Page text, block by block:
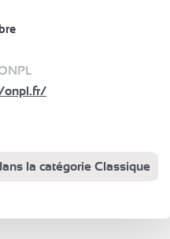
onpl.fr/
la catégorie Classique